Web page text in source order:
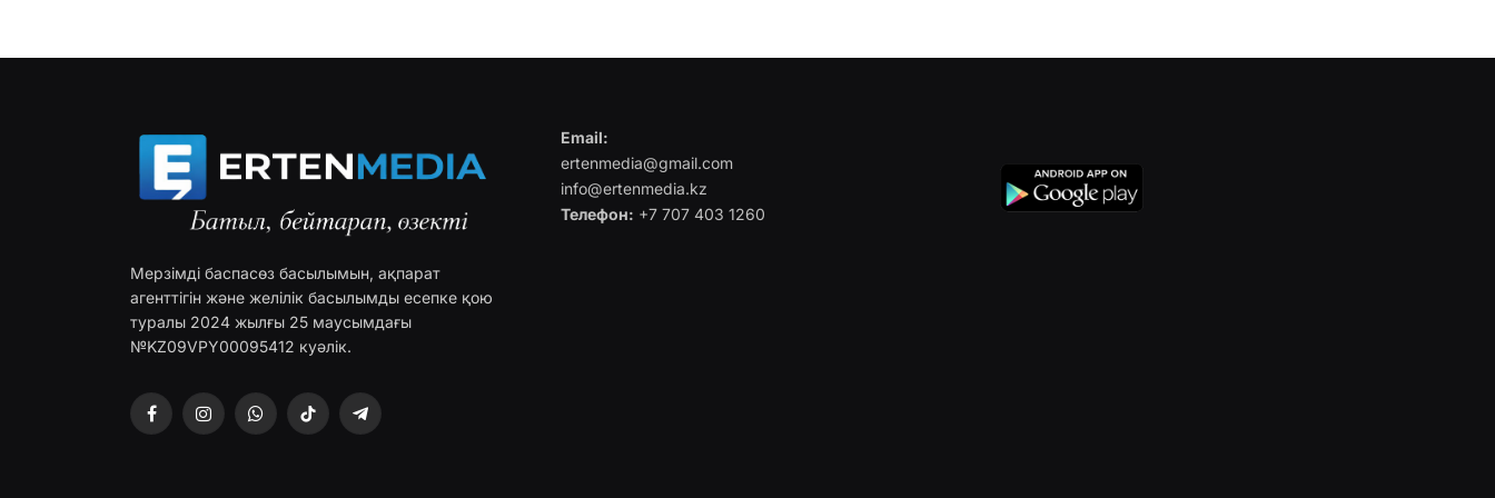
Мерзімді баспасөз басылымын, ақпарат
агенттігін және желілік басылымды есепке қою
туралы 2024 жылғы 25 маусымдағы
№KZ09VPY00095412 куәлік.
FacebookInstagramWhatsAppTikTok Telegram
Email:
ertenmedia@gmail.com
info@ertenmedia.kz
Телефон: +7 707 403 1260